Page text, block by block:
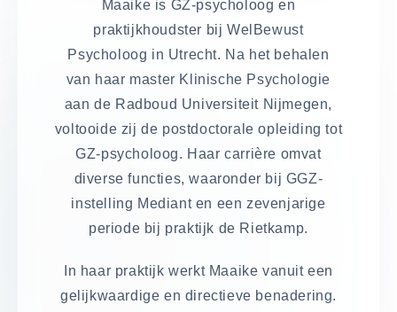
Maaike is GZ-psycholoog en
praktijkhoudster bij WelBewust
Psycholoog in Utrecht. Na het behalen
van haar master Klinische Psychologie
aan de Radboud Universiteit Nijmegen,
voltooide zij de postdoctorale opleiding tot
GZ-psycholoog. Haar carrière omvat
diverse functies, waaronder bij GGZ-
instelling Mediant en een zevenjarige
periode bij praktijk de Rietkamp.
In haar praktijk werkt Maaike vanuit een
gelijkwaardige en directieve benadering.